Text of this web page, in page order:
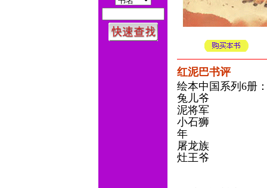
红泥巴书评
绘本中国系列6册
兔儿爷
泥将军
小石狮
年
屠龙族
灶王爷